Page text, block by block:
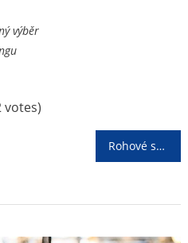
výběr
votes)
Rohové sedačky